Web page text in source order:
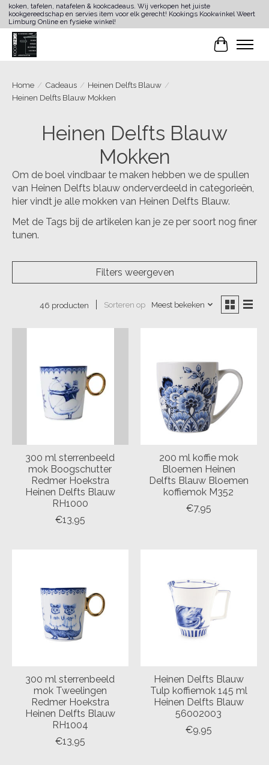
koken, tafelen, natafelen & kookcadeaus. Wij verkopen het juiste
kookgereedschap en servies item voor elk gerecht! Kookings Kookwinkel Weert
Limburg Online en fysieke winkel!
Home / Cadeaus / Heinen Delfts Blauw /
Heinen Delfts Blauw Mokken
Heinen Delfts Blauw
Mokken
Om de boel vindbaar te maken hebben we de spullen
van Heinen Delfts blauw onderverdeeld in categorieën,
hier vindt je alle mokken van Heinen Delfts Blauw.
Met de Tags bij de artikelen kan je ze per soort nog finer
tunen.
Filters weergeven
46 producten Sorteren op Meest bekeken
300 ml sterrenbeeld
mok Boogschutter
Redmer Hoekstra
Heinen Delfts Blauw
RH1000
€13,95
200 ml koffie mok
Bloemen Heinen
Delfts Blauw Bloemen
koffiemok M352
€7,95
300 ml sterrenbeeld
mok Tweelingen
Redmer Hoekstra
Heinen Delfts Blauw
RH1004
€13,95
Heinen Delfts Blauw
Tulp koffiemok 145 ml
Heinen Delfts Blauw
56002003
€9,95